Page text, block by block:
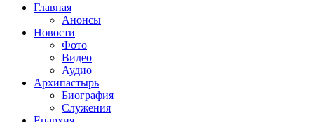
Главная
Анонсы
Новости
Фото
Видео
Аудио
Архипастырь
Биография
Служения